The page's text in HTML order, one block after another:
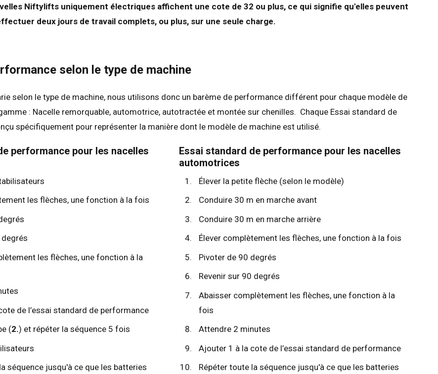
Niftylifts uniquement électriques affichent une cote de 32 ou plus, ce qui signifie qu'elles peuvent
deux jours de travail complets, ou plus, sur une seule charge.
selon le type de machine
selon le type de machine, nous utilisons donc un barème de performance différent pour chaque modèle de
: Nacelle remorquable, automotrice, autotractée et montée sur chenilles. Chaque Essai standard de
spécifiquement pour représenter la manière dont le modèle de machine est utilisé.
performance pour les nacelles
les flèches, une fonction à la fois
degrés
les flèches, une fonction à la
de l’essai standard de performance
(2.) et répéter la séquence 5 fois
séquence jusqu'à ce que les batteries
Essai standard de performance pour les nacelles
automotrices
Élever la petite flèche (selon le modèle)
Conduire 30 m en marche avant
Conduire 30 m en marche arrière
Élever complètement les flèches, une fonction à la fois
Pivoter de 90 degrés
Revenir sur 90 degrés
Abaisser complètement les flèches, une fonction à la
fois
Attendre 2 minutes
Ajouter 1 à la cote de l’essai standard de performance
Répéter toute la séquence jusqu'à ce que les batteries
Español
English